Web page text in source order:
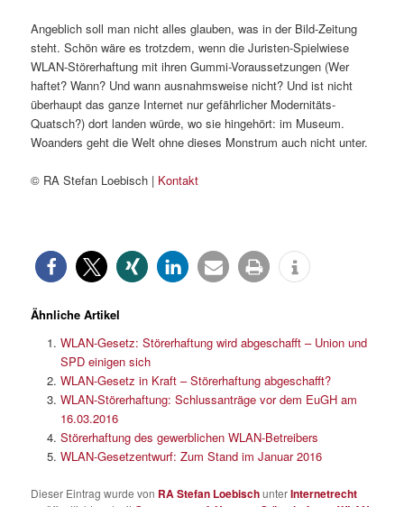
Angeblich soll man nicht alles glauben, was in der Bild-Zeitung
steht. Schön wäre es trotzdem, wenn die Juristen-Spielwiese
WLAN-Störerhaftung mit ihren Gummi-Voraussetzungen (Wer
haftet? Wann? Und wann ausnahmsweise nicht? Und ist nicht
überhaupt das ganze Internet nur gefährlicher Modernitäts-
Quatsch?) dort landen würde, wo sie hingehört: im Museum.
Woanders geht die Welt ohne dieses Monstrum auch nicht unter.
© RA Stefan Loebisch | Kontakt
Ähnliche Artikel
WLAN-Gesetz: Störerhaftung wird abgeschafft – Union und
SPD einigen sich
WLAN-Gesetz in Kraft – Störerhaftung abgeschafft?
WLAN-Störerhaftung: Schlussanträge vor dem EuGH am
16.03.2016
Störerhaftung des gewerblichen WLAN-Betreibers
WLAN-Gesetzentwurf: Zum Stand im Januar 2016
Dieser Eintrag wurde von RA Stefan LoebischunterInternetrecht